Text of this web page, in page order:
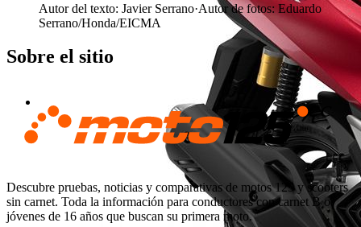
Autor del texto: Javier Serrano·Autor de fotos: Eduardo
Serrano/Honda/EICMA
Sobre el sitio
Descubre pruebas, noticias y comparativas de motos 125 y scooters
sin carnet. Toda la información para conductores con carnet B o
jóvenes de 16 años que buscan su primera moto.